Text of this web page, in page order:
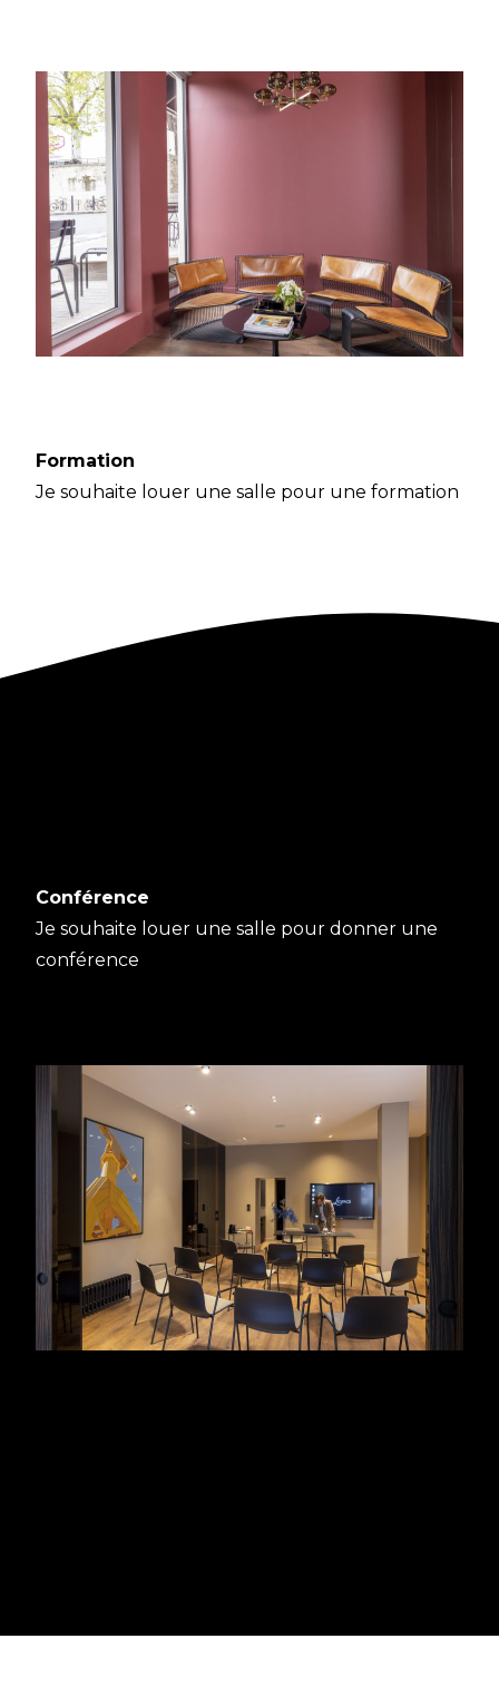
Formation
Je souhaite louer une salle pour une formation
Conférence
Je souhaite louer une salle pour donner une
conférence